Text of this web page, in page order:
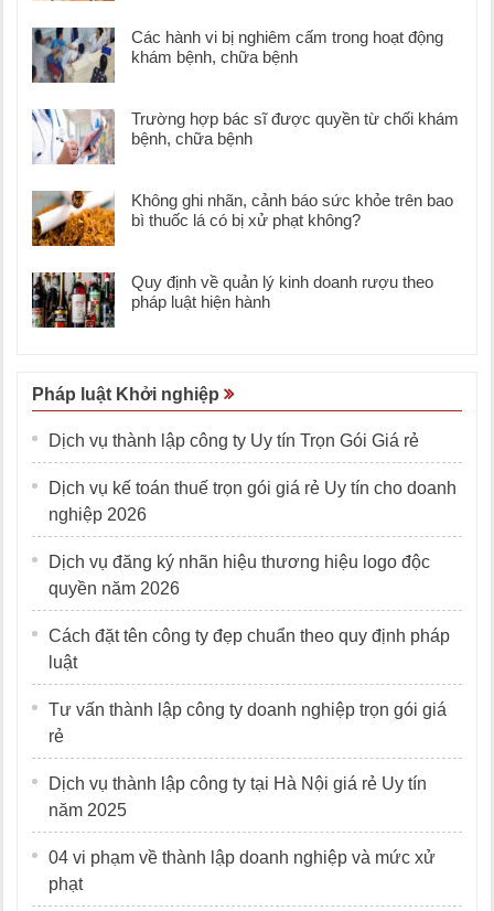
Các hành vi bị nghiêm cấm trong hoạt động
khám bệnh, chữa bệnh
Trường hợp bác sĩ được quyền từ chối khám
bệnh, chữa bệnh
Không ghi nhãn, cảnh báo sức khỏe trên bao
bì thuốc lá có bị xử phạt không?
Quy định về quản lý kinh doanh rượu theo
pháp luật hiện hành
Pháp luật Khởi nghiệp
Dịch vụ thành lập công ty Uy tín Trọn Gói Giá rẻ
Dịch vụ kế toán thuế trọn gói giá rẻ Uy tín cho doanh
nghiệp 2026
Dịch vụ đăng ký nhãn hiệu thương hiệu logo độc
quyền năm 2026
Cách đặt tên công ty đẹp chuẩn theo quy định pháp
luật
Tư vấn thành lập công ty doanh nghiệp trọn gói giá
rẻ
Dịch vụ thành lập công ty tại Hà Nội giá rẻ Uy tín
năm 2025
04 vi phạm về thành lập doanh nghiệp và mức xử
phạt